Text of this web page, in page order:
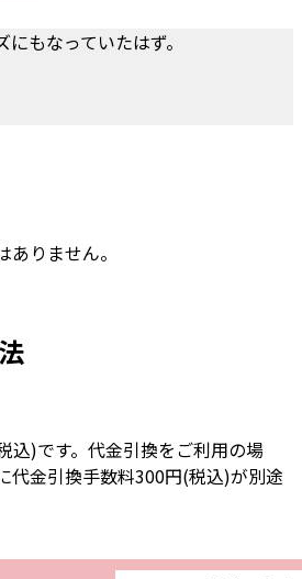
もなっていたはず。
りません。
込)です。代金引換をご利用の場
代金引換手数料300円(税込)が別途